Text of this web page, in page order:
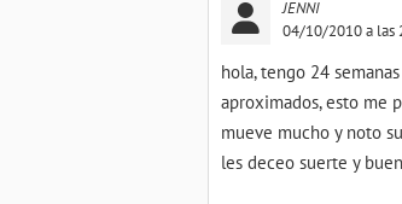
JENNI
04/10/2010 a las
hola, tengo 24
aproximados, esto me
mueve mucho y noto
les deceo suerte y